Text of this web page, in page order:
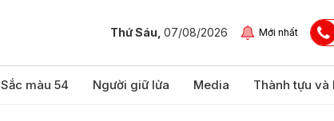
Thứ Sáu, 07/08/2026 Mới nhất
Sắc màu 54 Người giữ lửa Media Thành tựu và